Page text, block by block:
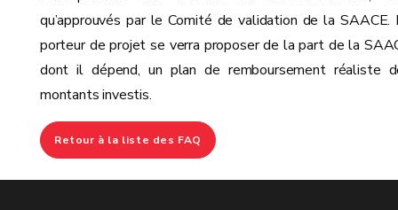
qu’approuvés par le Comité de validation de la SAACE.
porteur de projet se verra proposer de la part de la
dont il dépend, un plan de remboursement réaliste
montants investis.
Retour à la liste des FAQ